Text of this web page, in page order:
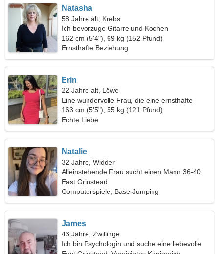
Natasha
58 Jahre alt, Krebs
Ich bevorzuge Gitarre und Kochen
162 cm (5'4"), 69 kg (152 Pfund)
Ernsthafte Beziehung
Erin
22 Jahre alt, Löwe
Eine wundervolle Frau, die eine ernsthafte
Beziehung sucht
163 cm (5'5"), 55 kg (121 Pfund)
Echte Liebe
Natalie
32 Jahre, Widder
Alleinstehende Frau sucht einen Mann 36-40
East Grinstead
Computerspiele, Base-Jumping
James
43 Jahre, Zwillinge
Ich bin Psychologin und suche eine liebevolle